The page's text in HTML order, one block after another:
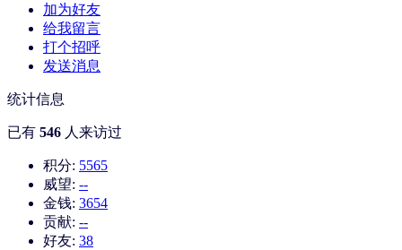
加为好友
给我留言
打个招呼
发送消息
统计信息
已有 546 人来访过
积分: 5565
威望: --
金钱: 3654
贡献: --
好友: 38